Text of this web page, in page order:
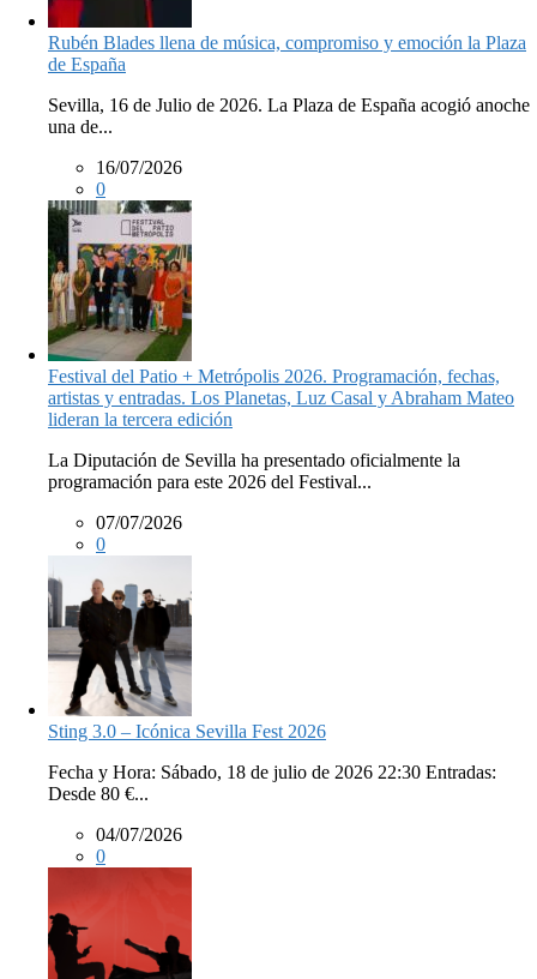
Rubén Blades llena de música, compromiso y emoción la Plaza
de España
Sevilla, 16 de Julio de 2026. La Plaza de España acogió anoche
una de...
16/07/2026
0
Festival del Patio + Metrópolis 2026. Programación, fechas,
artistas y entradas. Los Planetas, Luz Casal y Abraham Mateo
lideran la tercera edición
La Diputación de Sevilla ha presentado oficialmente la
programación para este 2026 del Festival...
07/07/2026
0
Sting 3.0 – Icónica Sevilla Fest 2026
Fecha y Hora: Sábado, 18 de julio de 2026 22:30 Entradas:
Desde 80 €...
04/07/2026
0